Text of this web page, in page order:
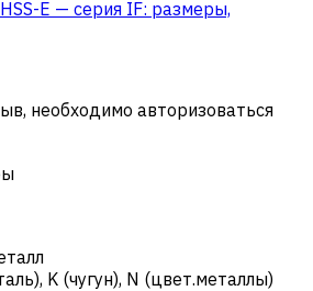
E — серия IF: размеры,
необходимо авторизоваться
, K (чугун), N (цвет.металлы)